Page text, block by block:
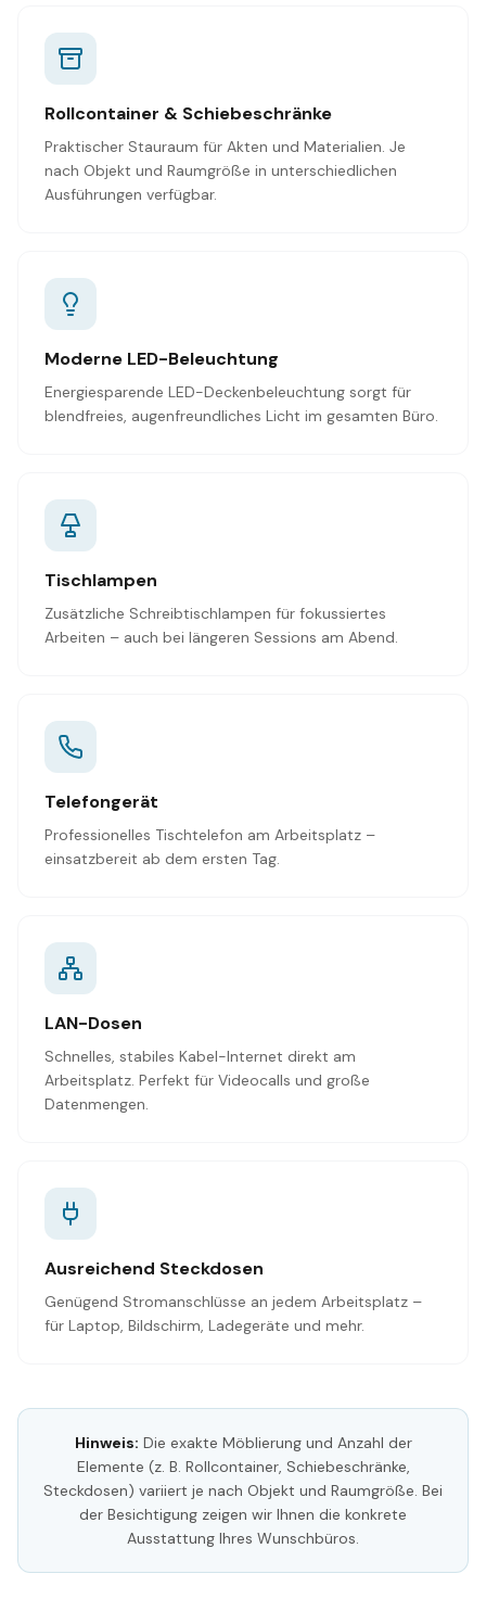
Rollcontainer & Schiebeschränke
Praktischer Stauraum für Akten und Materialien. Je
nach Objekt und Raumgröße in unterschiedlichen
Ausführungen verfügbar.
Moderne LED-Beleuchtung
Energiesparende LED-Deckenbeleuchtung sorgt für
blendfreies, augenfreundliches Licht im gesamten Büro.
Tischlampen
Zusätzliche Schreibtischlampen für fokussiertes
Arbeiten – auch bei längeren Sessions am Abend.
Telefongerät
Professionelles Tischtelefon am Arbeitsplatz –
einsatzbereit ab dem ersten Tag.
LAN-Dosen
Schnelles, stabiles Kabel-Internet direkt am
Arbeitsplatz. Perfekt für Videocalls und große
Datenmengen.
Ausreichend Steckdosen
Genügend Stromanschlüsse an jedem Arbeitsplatz –
für Laptop, Bildschirm, Ladegeräte und mehr.
Hinweis: Die exakte Möblierung und Anzahl der
Elemente (z. B. Rollcontainer, Schiebeschränke,
Steckdosen) variiert je nach Objekt und Raumgröße. Bei
der Besichtigung zeigen wir Ihnen die konkrete
Ausstattung Ihres Wunschbüros.